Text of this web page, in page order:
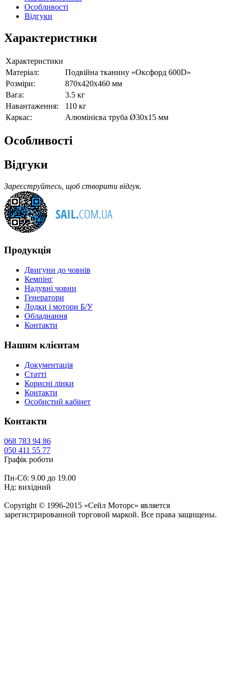
Особливості
Відгуки
Характеристики
Характеристики
Матеріал:
Подвійна тканину «Оксфорд 600D»
Розміри:
870х420х460 мм
Вага:
3.5 кг
Навантаження:
110 кг
Каркас:
Алюмінієва труба Ø30х15 мм
Особливості
Відгуки
Зареєструйтесь, щоб створити відгук.
Продукція
Двигуни до човнів
Кемпінг
Надувні човни
Генератори
Лодки і мотори Б/У
Обладнання
Контакти
Нашим клієнтам
Документація
Статті
Корисні лінки
Контакти
Особистий кабінет
Контакти
068 783 94 86
050 411 55 77
Графік роботи
Пн-Сб: 9.00 до 19.00
Нд: вихідний
Copyright © 1996-2015 «Сейл Моторс» является
зарегистрированной торговой маркой. Все права защищены.